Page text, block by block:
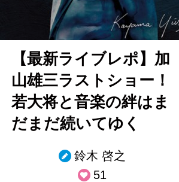
【最新ライブレポ】加
山雄三ラストショー！
若大将と音楽の絆はま
だまだ続いてゆく
鈴木 啓之
51